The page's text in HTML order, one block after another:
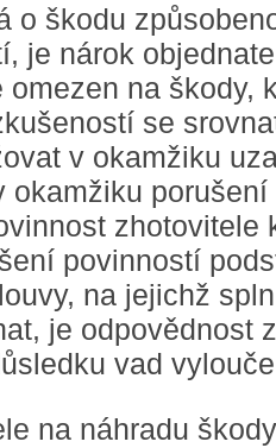
o škodu
je nárok
na škody,
se
v okamžiku
okamžiku
zhotovitele
povinností
na jejichž
je odpovědnost
vad
na náhradu